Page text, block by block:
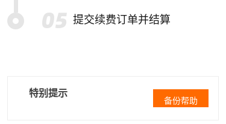
提交续费订单并结算
特别提示
备份帮助